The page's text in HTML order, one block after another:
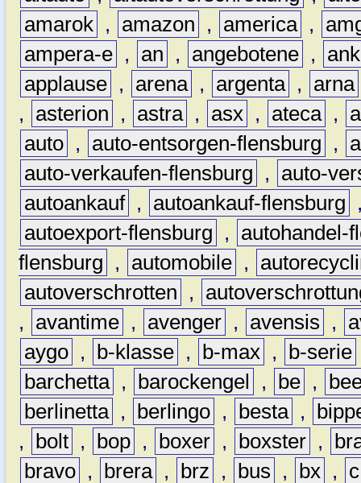
amarok , amazon , america ,
ampera-e , an , angebotene ,
applause , arena , argenta , arna
,
asterion , astra , asx , ateca ,
auto , auto-entsorgen-flensburg ,
auto-verkaufen-flensburg
,
auto-
autoankauf , autoankauf-flensburg
autoexport-flensburg
,
autohandel-
flensburg
, automobile ,
autoverschrotten
,
,
avantime , avenger , avensis ,
aygo , b-klasse , b-max , b-serie
barchetta , barockengel , be ,
berlinetta , berlingo , besta ,
,
bolt , bop , boxer , boxster ,
bravo , brera , brz , bus , bx ,
c